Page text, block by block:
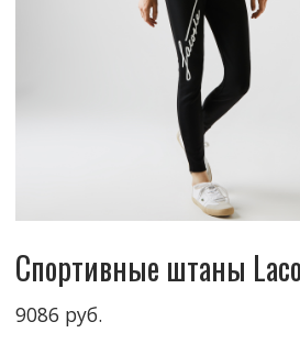
Спортивные штаны
9086 руб.